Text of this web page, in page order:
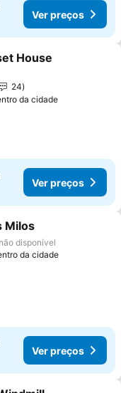
Ver preços
aos favoritos
House
24
da cidade
Ver preços
aos favoritos
Milos
disponível
da cidade
Ver preços